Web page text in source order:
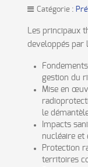
Catégorie :
Les principaux
developpés par
gestion du
Mise en
le
Impacts
nucléaire et
Protection
territoires